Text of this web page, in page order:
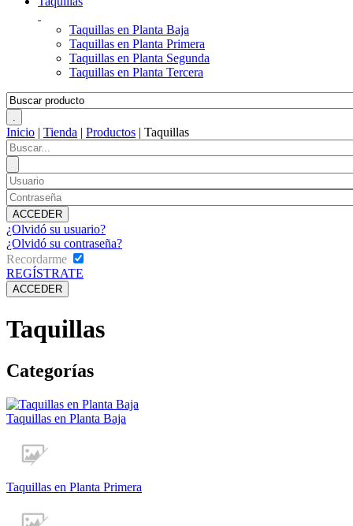
Taquillas en Planta Baja
Taquillas en Planta Primera
Taquillas en Planta Segunda
Taquillas en Planta Tercera
Inicio | Tienda | Productos | Taquillas
¿Olvidó su usuario?
¿Olvidó su contraseña?
Recordarme
REGÍSTRATE
Taquillas
Categorías
Taquillas en Planta Baja
Taquillas en Planta Primera